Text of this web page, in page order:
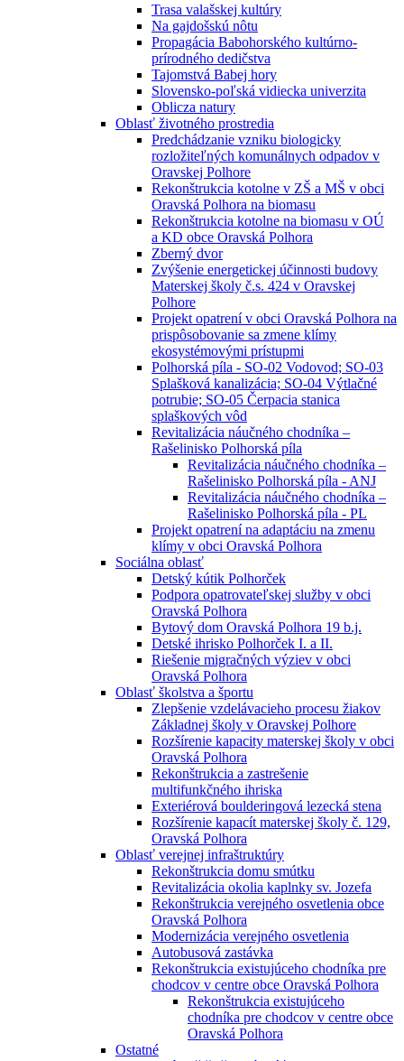
Trasa valašskej kultúry
Na gajdošskú nôtu
Propagácia Babohorského kultúrno-
prírodného dedičstva
Tajomstvá Babej hory
Slovensko-poľská vidiecka univerzita
Oblicza natury
Oblasť životného prostredia
Predchádzanie vzniku biologicky
rozložiteľných komunálnych odpadov v
Oravskej Polhore
Rekonštrukcia kotolne v ZŠ a MŠ v obci
Oravská Polhora na biomasu
Rekonštrukcia kotolne na biomasu v OÚ
a KD obce Oravská Polhora
Zberný dvor
Zvýšenie energetickej účinnosti budovy
Materskej školy č.s. 424 v Oravskej
Polhore
Projekt opatrení v obci Oravská Polhora na
prispôsobovanie sa zmene klímy
ekosystémovými prístupmi
Polhorská píla - SO-02 Vodovod; SO-03
Splašková kanalizácia; SO-04 Výtlačné
potrubie; SO-05 Čerpacia stanica
splaškových vôd
Revitalizácia náučného chodníka –
Rašelinisko Polhorská píla
Revitalizácia náučného chodníka –
Rašelinisko Polhorská píla - ANJ
Revitalizácia náučného chodníka –
Rašelinisko Polhorská píla - PL
Projekt opatrení na adaptáciu na zmenu
klímy v obci Oravská Polhora
Sociálna oblasť
Detský kútik Polhorček
Podpora opatrovateľskej služby v obci
Oravská Polhora
Bytový dom Oravská Polhora 19 b.j.
Detské ihrisko Polhorček I. a II.
Riešenie migračných výziev v obci
Oravská Polhora
Oblasť školstva a športu
Zlepšenie vzdelávacieho procesu žiakov
Základnej školy v Oravskej Polhore
Rozšírenie kapacity materskej školy v obci
Oravská Polhora
Rekonštrukcia a zastrešenie
multifunkčného ihriska
Exteriérová boulderingová lezecká stena
Rozšírenie kapacít materskej školy č. 129,
Oravská Polhora
Oblasť verejnej infraštruktúry
Rekonštrukcia domu smútku
Revitalizácia okolia kaplnky sv. Jozefa
Rekonštrukcia verejného osvetlenia obce
Oravská Polhora
Modernizácia verejného osvetlenia
Autobusová zastávka
Rekonštrukcia existujúceho chodníka pre
chodcov v centre obce Oravská Polhora
Rekonštrukcia existujúceho
chodníka pre chodcov v centre obce
Oravská Polhora
Ostatné